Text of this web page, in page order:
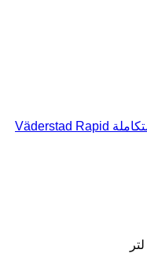
البذارة المتكاملة Väderstad Rapid